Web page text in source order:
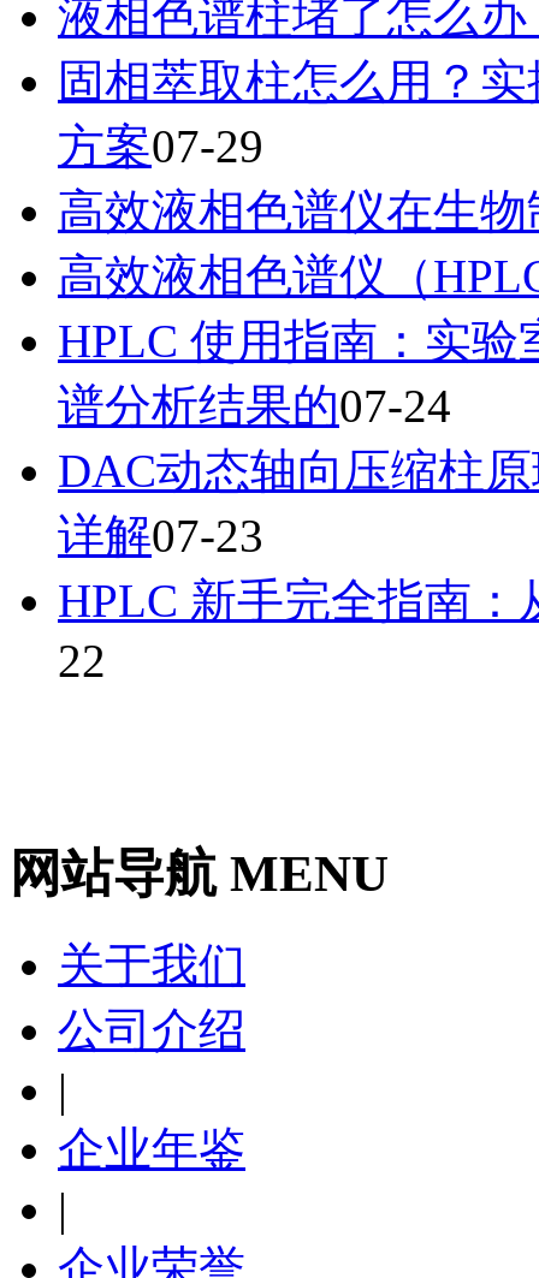
液相色谱柱堵了怎么
固相萃取柱怎么用？
方案07-29
高效液相色谱仪在生
高效液相色谱仪（
HPLC 使用指南：实
谱分析结果的07-24
DAC动态轴向压缩柱
详解07-23
HPLC 新手完全指南
22
网站导航 MENU
关于我们
公司介绍
|
企业年鉴
|
企业荣誉